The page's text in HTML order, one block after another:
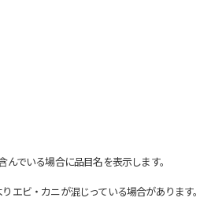
でいる場合に品目名を表示します。
ビ・カニが混じっている場合があります